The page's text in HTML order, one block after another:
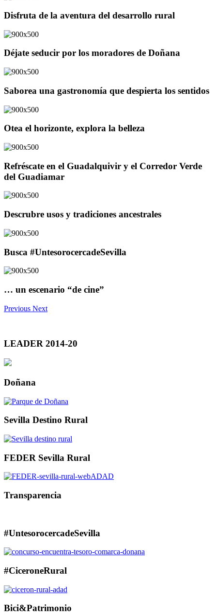
Disfruta de la aventura del desarrollo rural
Déjate seducir por los moradores de Doñana
Saborea una gastronomía que despierta los sentidos
Otea el horizonte, explora la belleza
Refréscate en el Guadalquivir y el Corredor Verde
del Guadiamar
Descrubre usos y tradiciones ancestrales
Busca #UntesorocercadeSevilla
… un escenario “de cine”
Previous Next
LEADER 2014-20
Doñana
Sevilla Destino Rural
FEDER Sevilla Rural
Transparencia
#UntesorocercadeSevilla
#CiceroneRural
Bici&Patrimonio